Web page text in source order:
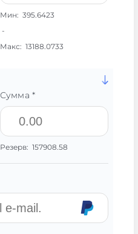
Мин: 395.6423
-
Макс: 13188.0733
Сумма *
Резерв: 157908.58